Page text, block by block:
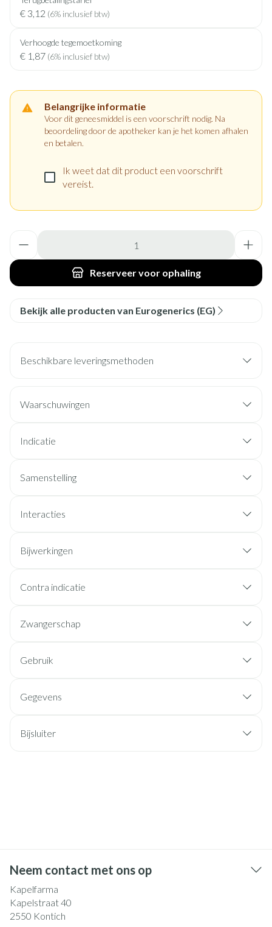
€ 3,12 (6% inclusief btw)
Verhoogde tegemoetkoming
€ 1,87 (6% inclusief btw)
Belangrijke informatie
Voor dit geneesmiddel is een voorschrift nodig. Na
beoordeling door de apotheker kan je het komen afhalen
en betalen.
Ik weet dat dit product een voorschrift
vereist.
Reserveervoor ophaling
Bekijk alle producten van Eurogenerics (EG)
Beschikbare leveringsmethoden
Waarschuwingen
Indicatie
Samenstelling
Interacties
Bijwerkingen
Contra indicatie
Zwangerschap
Gebruik
Gegevens
Bijsluiter
Neem contact met ons op
Kapelfarma
Kapelstraat 40
2550 Kontich